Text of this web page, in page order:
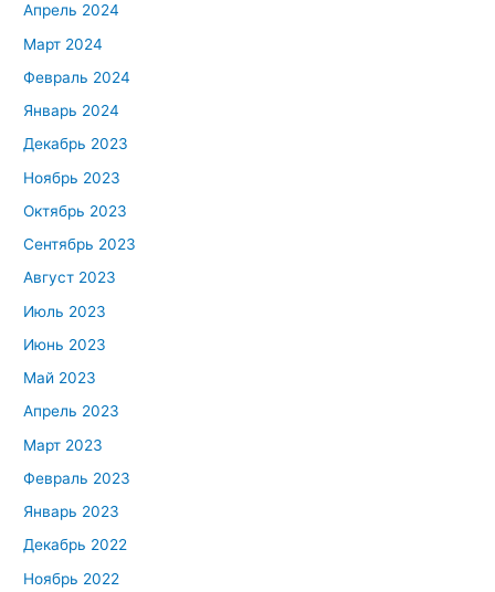
Апрель 2024
Март 2024
Февраль 2024
Январь 2024
Декабрь 2023
Ноябрь 2023
Октябрь 2023
Сентябрь 2023
Август 2023
Июль 2023
Июнь 2023
Май 2023
Апрель 2023
Март 2023
Февраль 2023
Январь 2023
Декабрь 2022
Ноябрь 2022